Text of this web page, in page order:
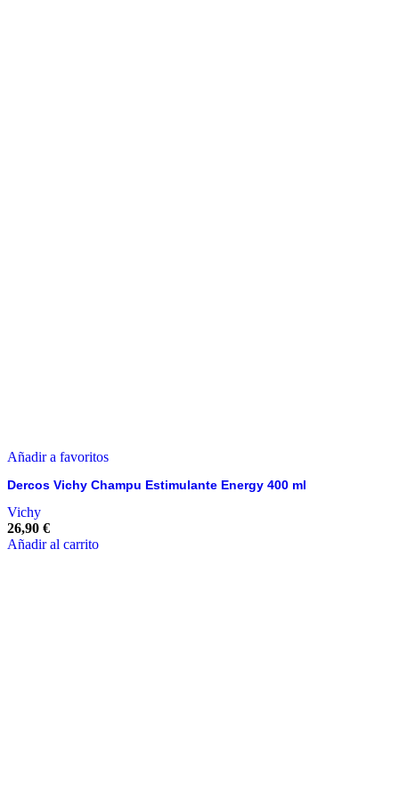
Añadir a favoritos
Dercos Vichy Champu Estimulante Energy 400 ml
Vichy
26,90 €
Añadir al carrito